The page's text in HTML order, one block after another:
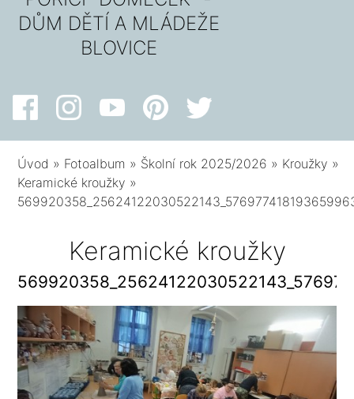
DŮM DĚTÍ A MLÁDEŽE
BLOVICE
Úvod » Fotoalbum » Školní rok 2025/2026 » Kroužky »
Keramické kroužky »
Keramické kroužky